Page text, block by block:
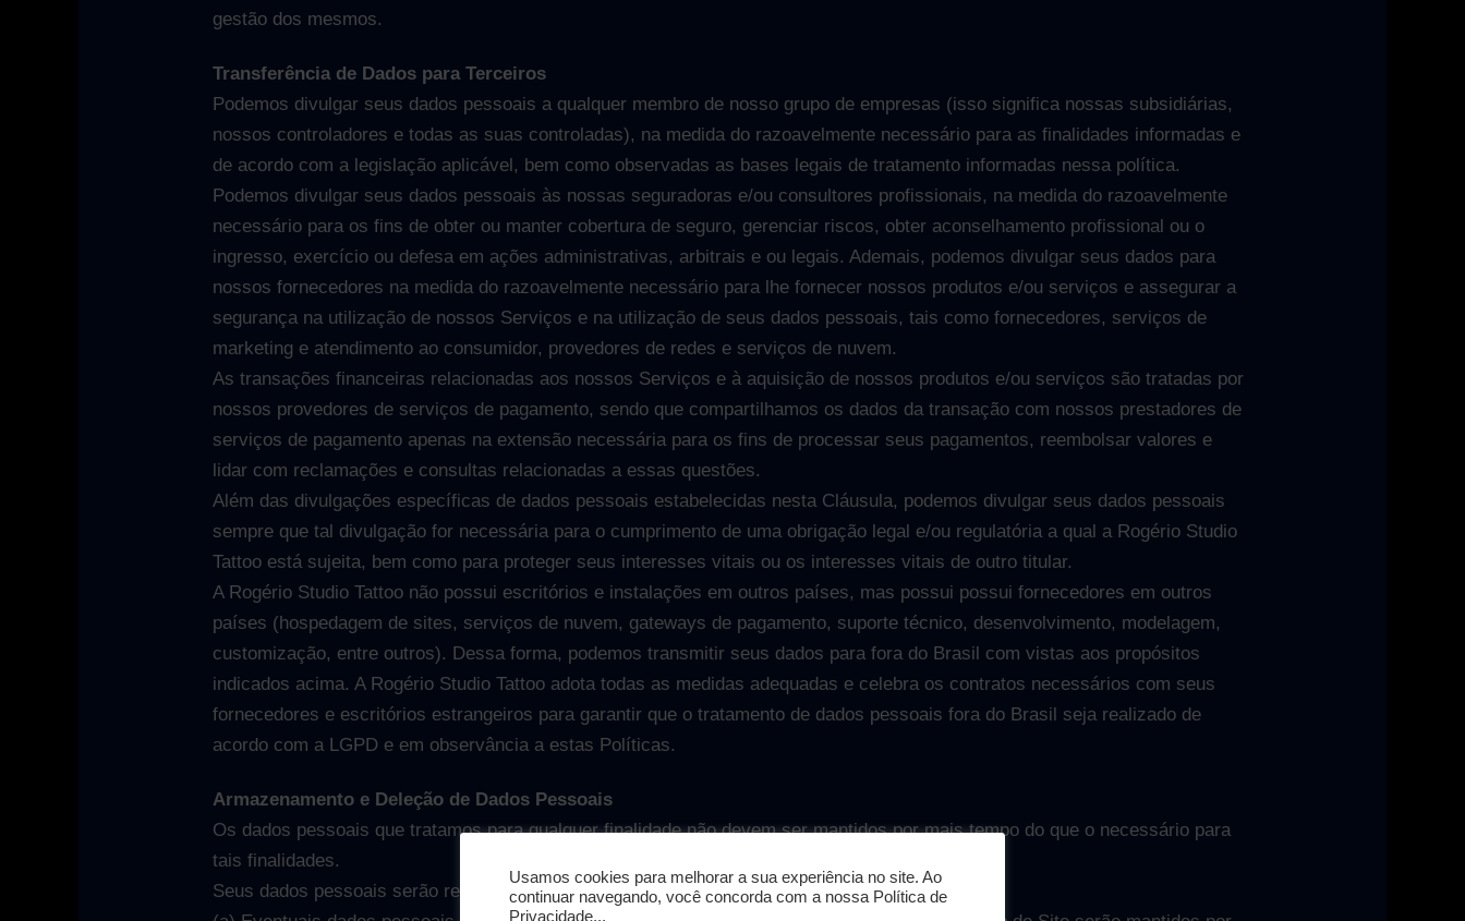
gestão dos mesmos.
Transferência de Dados para Terceiros
Podemos divulgar seus dados pessoais a qualquer membro de nosso grupo de empresas (isso significa nossas subsidiárias,
nossos controladores e todas as suas controladas), na medida do razoavelmente necessário para as finalidades informadas e
de acordo com a legislação aplicável, bem como observadas as bases legais de tratamento informadas nessa política.
Podemos divulgar seus dados pessoais às nossas seguradoras e/ou consultores profissionais, na medida do razoavelmente
necessário para os fins de obter ou manter cobertura de seguro, gerenciar riscos, obter aconselhamento profissional ou o
ingresso, exercício ou defesa em ações administrativas, arbitrais e ou legais. Ademais, podemos divulgar seus dados para
nossos fornecedores na medida do razoavelmente necessário para lhe fornecer nossos produtos e/ou serviços e assegurar a
segurança na utilização de nossos Serviços e na utilização de seus dados pessoais, tais como fornecedores, serviços de
marketing e atendimento ao consumidor, provedores de redes e serviços de nuvem.
As transações financeiras relacionadas aos nossos Serviços e à aquisição de nossos produtos e/ou serviços são tratadas por
nossos provedores de serviços de pagamento, sendo que compartilhamos os dados da transação com nossos prestadores de
serviços de pagamento apenas na extensão necessária para os fins de processar seus pagamentos, reembolsar valores e
lidar com reclamações e consultas relacionadas a essas questões.
Além das divulgações específicas de dados pessoais estabelecidas nesta Cláusula, podemos divulgar seus dados pessoais
sempre que tal divulgação for necessária para o cumprimento de uma obrigação legal e/ou regulatória a qual a Rogério Studio
Tattoo está sujeita, bem como para proteger seus interesses vitais ou os interesses vitais de outro titular.
A Rogério Studio Tattoo não possui escritórios e instalações em outros países, mas possui possui fornecedores em outros
países (hospedagem de sites, serviços de nuvem, gateways de pagamento, suporte técnico, desenvolvimento, modelagem,
customização, entre outros). Dessa forma, podemos transmitir seus dados para fora do Brasil com vistas aos propósitos
indicados acima. A Rogério Studio Tattoo adota todas as medidas adequadas e celebra os contratos necessários com seus
fornecedores e escritórios estrangeiros para garantir que o tratamento de dados pessoais fora do Brasil seja realizado de
acordo com a LGPD e em observância a estas Políticas.
Armazenamento e Deleção de Dados Pessoais
Os dados pessoais que tratamos para qualquer finalidade não devem ser mantidos por mais tempo do que o necessário para
tais finalidades.
Seus dados pessoais serão retidos da seguinte maneira:
Usamos cookies para melhorar a sua experiência no site. Ao
continuar navegando, você concorda com a nossa Política de
Privacidade...